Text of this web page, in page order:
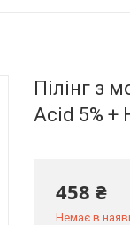
Пілінг з
Acid 5% +
458 ₴
Немає в